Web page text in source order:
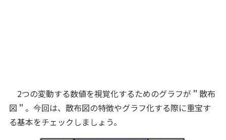
2つの変動する数値を視覚化するためのグラフが＂散布
図＂。今回は、散布図の特徴やグラフ化する際に重宝す
る基本をチェックしましょう。